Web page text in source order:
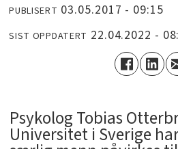
PUBLISERT 03.05.2017 - 09:15
SIST OPPDATERT 22.04.2022 -
Psykolog Tobias
Universitet i Sverige